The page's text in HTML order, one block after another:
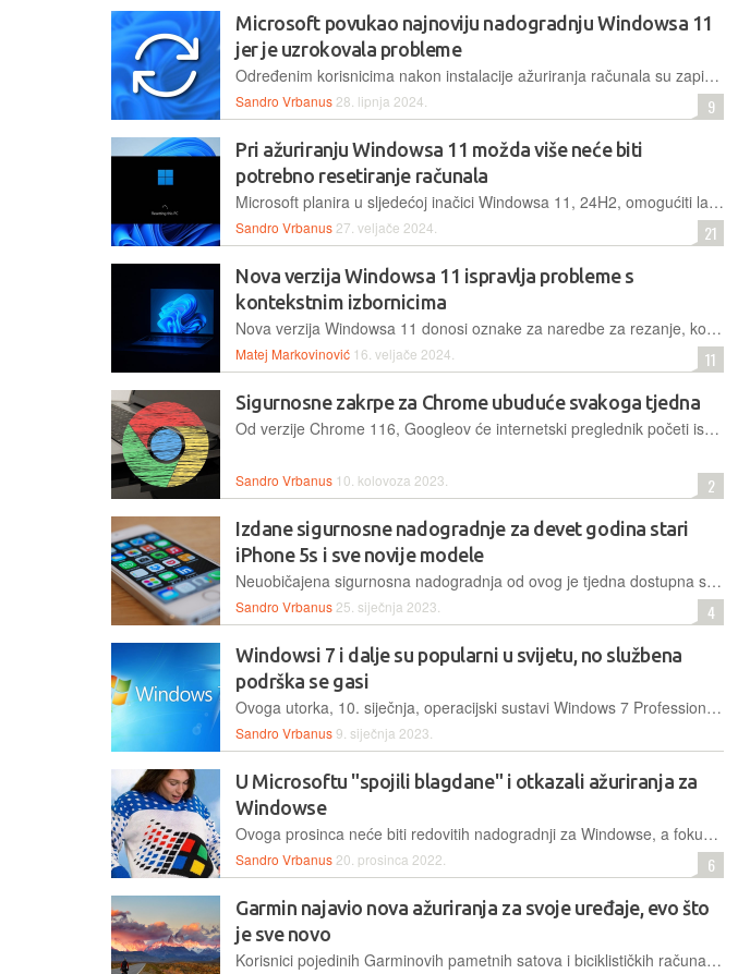
Microsoft povukao najnoviju nadogradnju Windowsa 11
jer je uzrokovala probleme
Određenim korisnicima nakon instalacije ažuriranja računala su zapinjala u beskonačnoj petlji resetiranja, pa su u Microsoftu odlučili zaustaviti daljnju distribuciju dok se stvar ne ispravi
Sandro Vrbanus 28. lipnja 2024. 9
Pri ažuriranju Windowsa 11 možda više neće biti
potrebno resetiranje računala
Microsoft planira u sljedećoj inačici Windowsa 11, 24H2, omogućiti lakše redovito ažuriranje operacijskog sustava, bez potrebe za čekanjem dok se OS ponovno podigne
Sandro Vrbanus 27. veljače 2024. 21
Nova verzija Windowsa 11 ispravlja probleme s
kontekstnim izbornicima
Nova verzija Windowsa 11 donosi oznake za naredbe za rezanje, kopiranje, preimenovanje, dijeljenje i brisanje, što bi trebalo olakšati svakodnevno korištenje
Matej Markovinović 16. veljače 2024. 11
Sigurnosne zakrpe za Chrome ubuduće svakoga tjedna
Od verzije Chrome 116, Googleov će internetski preglednik početi isporučivati sigurnosna ažuriranja i zakrpe jednom tjedno, umjesto kao do sada svaka dva tjedna. Cilj je brže reagirati na prijetnje i propuste
Sandro Vrbanus 10. kolovoza 2023. 2
Izdane sigurnosne nadogradnje za devet godina stari
iPhone 5s i sve novije modele
Neuobičajena sigurnosna nadogradnja od ovog je tjedna dostupna svim korisnicima koji su još uvijek možda "zapeli" na nekoj starijoj generaciji Appleovih mobitela ili tableta
Sandro Vrbanus 25. siječnja 2023. 4
Windowsi 7 i dalje su popularni u svijetu, no službena
podrška se gasi
Ovoga utorka, 10. siječnja, operacijski sustavi Windows 7 Professional i Enterprise više neće dobivati sigurnosna i druga ažuriranja, čak ni kod korisnika koji su imali produženi paket podrške
Sandro Vrbanus9. siječnja 2023.
U Microsoftu "spojili blagdane" i otkazali ažuriranja za
Windowse
Ovoga prosinca neće biti redovitih nadogradnji za Windowse, a fokus će biti samo na hitnim sigurnosnim zakrpama. Razlog? Smanjen opseg rada zbog blagdana
Sandro Vrbanus 20. prosinca 2022. 6
Garmin najavio nova ažuriranja za svoje uređaje, evo što
je sve novo
Korisnici pojedinih Garminovih pametnih satova i biciklističkih računala, mogu instalirati svoja ažuriranja automatski putem uređaja ili pomoću Garmin Express softvera